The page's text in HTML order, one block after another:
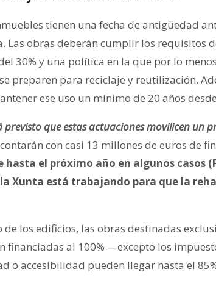
tienen una fecha de antigüedad
Las obras deberán cumplir los requisitos
30% y una política en la que por lo
preparen para reciclaje y reutilización.
ese uso un mínimo de 20 años
previsto que estas actuaciones movilicen un
con casi 13 millones de euros de
hasta el próximo año en algunos casos
Xunta está trabajando para que la
de los edificios, las obras destinadas
financiadas al 100% —excepto los
o accesibilidad pueden llegar hasta el